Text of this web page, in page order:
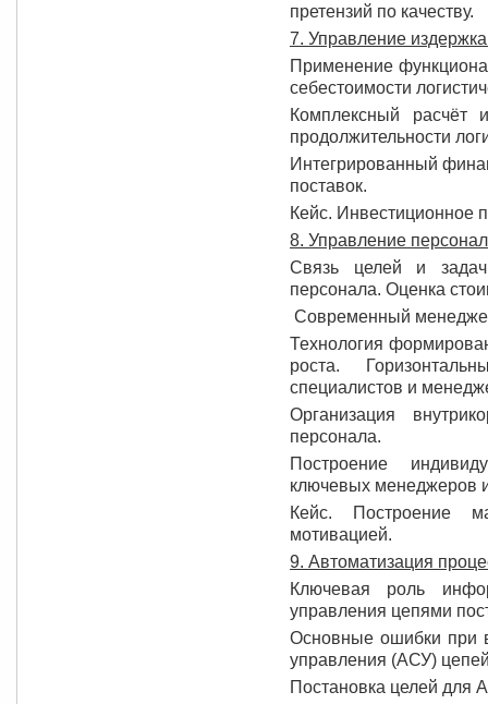
претензий по качеству.
7. Управление
Применение
себестоимости
Комплексный расчёт
продолжительности
Интегрированный
поставок.
Кейс. Инвестиционное
8. Управление
Связь целей и
персонала. Оценка
Современный
Технология
роста.
специалистов и
Организация
персонала.
Построение
ключевых менеджеров
Кейс. Построение
мотивацией.
9. Автоматизация
Ключевая роль
управления цепями
Основные ошибки при
управления (АСУ)
Постановка целей для